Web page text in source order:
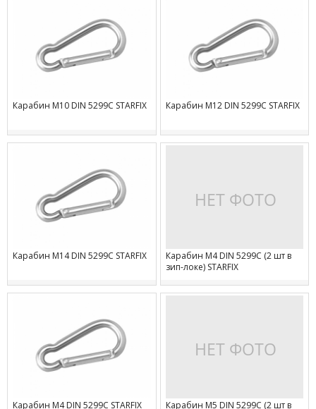
Карабин М10 DIN 5299C STARFIX Карабин М12 DIN 5299C STARFIX
Карабин М14 DIN 5299C STARFIX
Карабин М4 DIN 5299C (2 шт в
зип-локе) STARFIX
Карабин М4 DIN 5299C STARFIX Карабин М5 DIN 5299C (2 шт в